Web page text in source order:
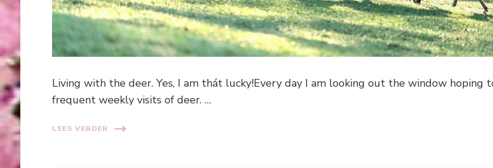
Living with the deer. Yes, I am thát lucky!Every day I am looking out the window hoping
frequent weekly visits of deer. …
LEES VERDER